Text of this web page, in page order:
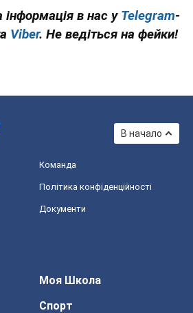
інформація в нас у Telegram-
Viber. Не ведіться на фейки!
В начало
Команда
Політика конфіденційності
Документи
Моя Школа
Спорт